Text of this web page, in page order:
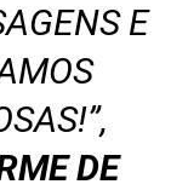
E
,
DE